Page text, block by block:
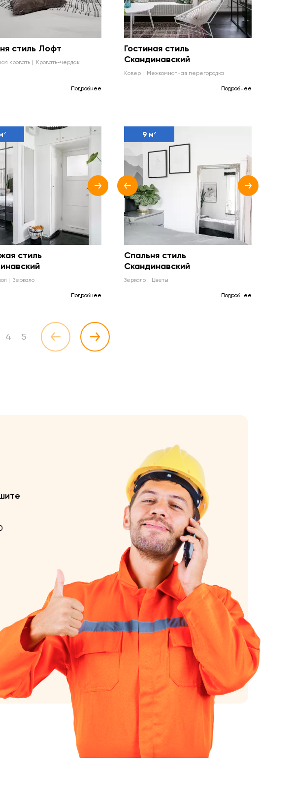
стиль Лофт
кровать кровать-чердак
Подробнее
Гостиная стиль
Скандинавский
ковер межкомнатная перегородка
Подробнее
стиль
зеркало
Подробнее
9 м²
Спальня стиль
Скандинавский
зеркало цветы
Подробнее
4 5